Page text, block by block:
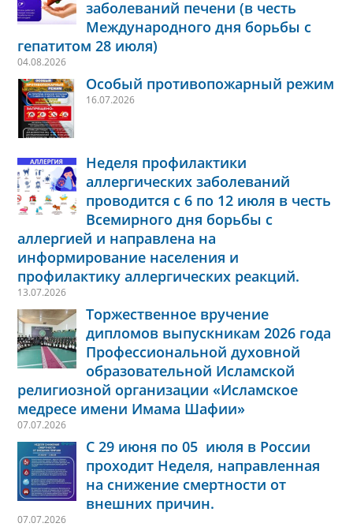
заболеваний печени (в честь
Международного дня борьбы с
гепатитом 28 июля)
04.08.2026
Особый противопожарный режим
16.07.2026
Неделя профилактики
аллергических заболеваний
проводится с 6 по 12 июля в честь
Всемирного дня борьбы с
аллергией и направлена на
информирование населения и
профилактику аллергических реакций.
13.07.2026
Торжественное вручение
дипломов выпускникам 2026 года
Профессиональной духовной
образовательной Исламской
религиозной организации «Исламское
медресе имени Имама Шафии»
07.07.2026
С 29 июня по 05 июля в России
проходит Неделя, направленная
на снижение смертности от
внешних причин.
07.07.2026